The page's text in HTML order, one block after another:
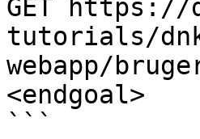
GET https://
tutorials/
webapp/
<endgoal>
```